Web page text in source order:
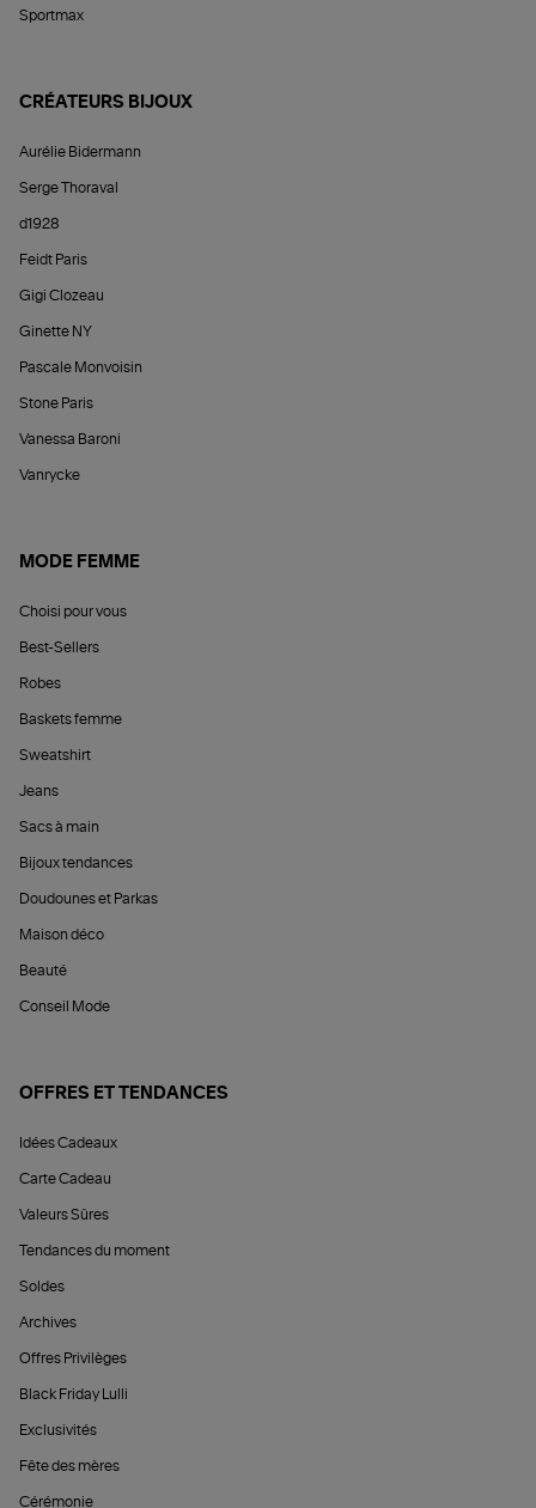
Sportmax
CRÉATEURS BIJOUX
Aurélie Bidermann
Serge Thoraval
d1928
Feidt Paris
Gigi Clozeau
Ginette NY
Pascale Monvoisin
Stone Paris
Vanessa Baroni
Vanrycke
MODE FEMME
Choisi pour vous
Best-Sellers
Robes
Baskets femme
Sweatshirt
Jeans
Sacs à main
Bijoux tendances
Doudounes et Parkas
Maison déco
Beauté
Conseil Mode
OFFRES ET TENDANCES
Idées Cadeaux
Carte Cadeau
Valeurs Sûres
Tendances du moment
Soldes
Archives
Offres Privilèges
Black Friday Lulli
Exclusivités
Fête des mères
Cérémonie